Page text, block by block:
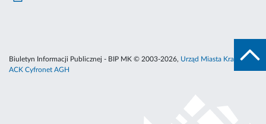
Biuletyn Informacji Publicznej - BIP MK © 2003-2026, Urząd Miasta Krakowa
ACK Cyfronet AGH